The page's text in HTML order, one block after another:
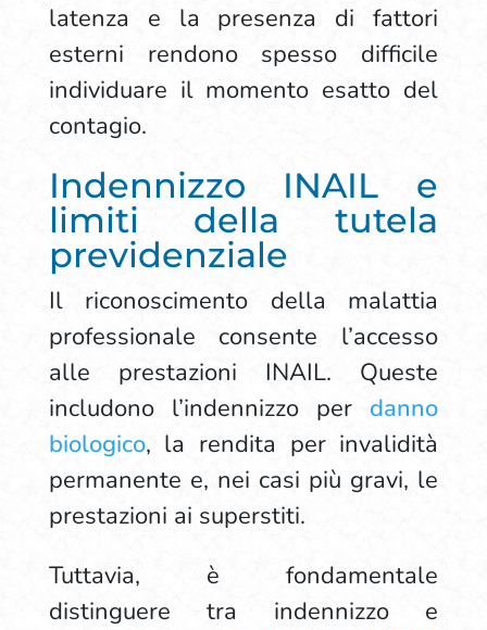
latenza e la presenza di fattori
esterni rendono spesso difficile
individuare il momento esatto del
contagio.
Indennizzo INAIL e
limiti della tutela
previdenziale
Il riconoscimento della malattia
professionale consente l’accesso
alle prestazioni INAIL. Queste
includono l’indennizzo per danno
biologico, la rendita per invalidità
permanente e, nei casi più gravi, le
prestazioni ai superstiti.
Tuttavia, è fondamentale
distinguere tra indennizzo e